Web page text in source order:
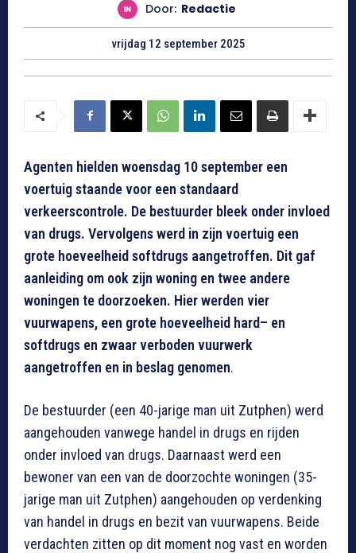
Door: Redactie
vrijdag 12 september 2025
Agenten hielden woensdag 10 september een
voertuig staande voor een standaard
verkeerscontrole. De bestuurder bleek onder invloed
van drugs. Vervolgens werd in zijn voertuig een
grote hoeveelheid softdrugs aangetroffen. Dit gaf
aanleiding om ook zijn woning en twee andere
woningen te doorzoeken. Hier werden vier
vuurwapens, een grote hoeveelheid hard– en
softdrugs en zwaar verboden vuurwerk
aangetroffen en in beslag genomen.
De bestuurder (een 40-jarige man uit Zutphen) werd
aangehouden vanwege handel in drugs en rijden
onder invloed van drugs. Daarnaast werd een
bewoner van een van de doorzochte woningen (35-
jarige man uit Zutphen) aangehouden op verdenking
van handel in drugs en bezit van vuurwapens. Beide
verdachten zitten op dit moment nog vast en worden